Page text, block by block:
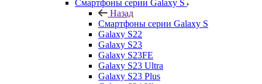
Смартфоны серии Galaxy S
Назад
Смартфоны серии Galaxy S
Galaxy S22
Galaxy S23
Galaxy S23FE
Galaxy S23 Ultra
Galaxy S23 Plus